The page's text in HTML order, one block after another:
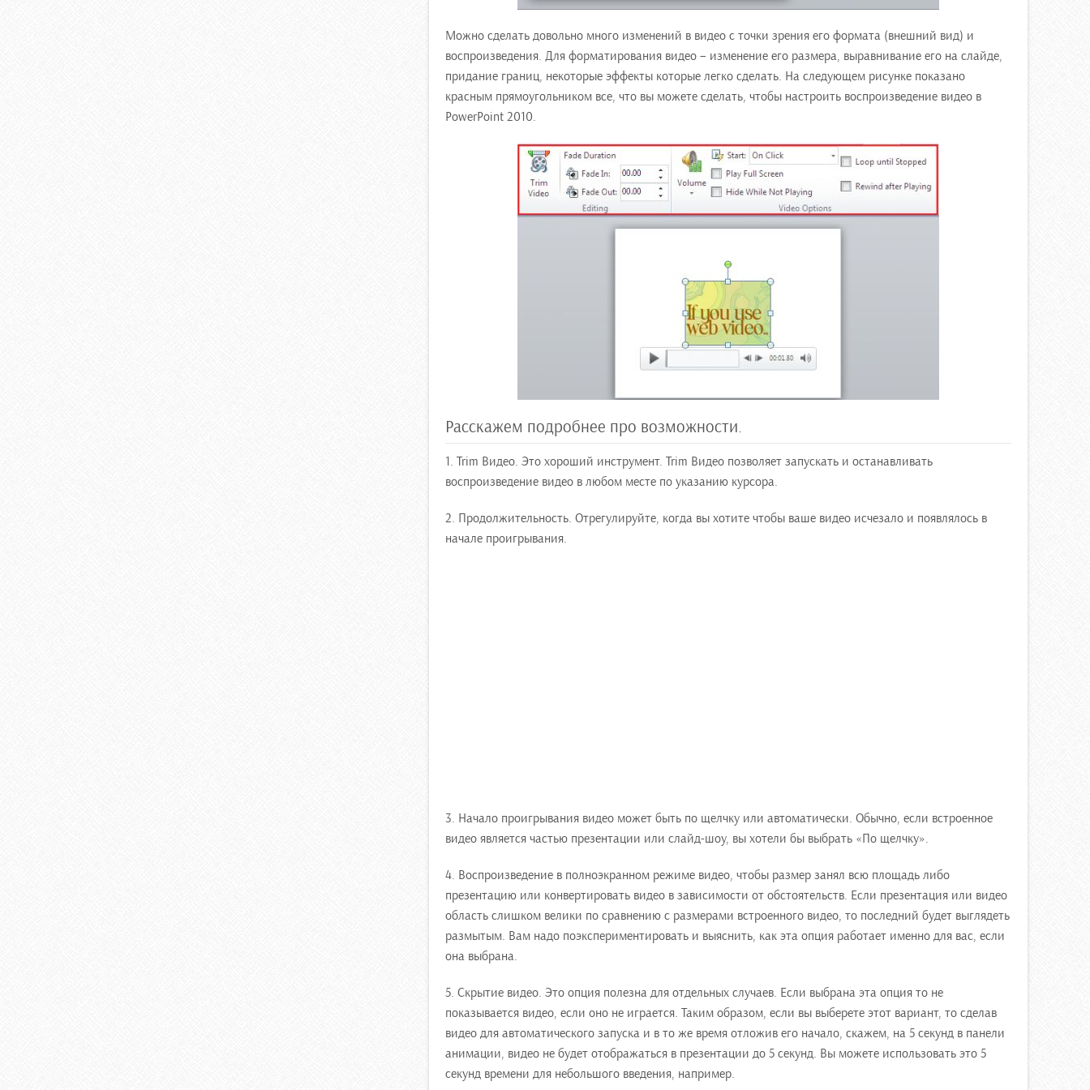
Можно сделать довольно много изменений в видео с точки зрения его формата (внешний вид) и
воспроизведения. Для форматирования видео – изменение его размера, выравнивание его на слайде,
придание границ, некоторые эффекты которые легко сделать. На следующем рисунке показано
красным прямоугольником все, что вы можете сделать, чтобы настроить воспроизведение видео в
PowerPoint 2010.
Расскажем подробнее про возможности.
1. Trim Видео. Это хороший инструмент. Trim Видео позволяет запускать и останавливать
воспроизведение видео в любом месте по указанию курсора.
2. Продолжительность. Отрегулируйте, когда вы хотите чтобы ваше видео исчезало и появлялось в
начале проигрывания.
3. Начало проигрывания видео может быть по щелчку или автоматически. Обычно, если встроенное
видео является частью презентации или слайд-шоу, вы хотели бы выбрать «По щелчку».
4. Воспроизведение в полноэкранном режиме видео, чтобы размер занял всю площадь либо
презентацию или конвертировать видео в зависимости от обстоятельств. Если презентация или видео
область слишком велики по сравнению с размерами встроенного видео, то последний будет выглядеть
размытым. Вам надо поэкспериментировать и выяснить, как эта опция работает именно для вас, если
она выбрана.
5. Скрытие видео. Это опция полезна для отдельных случаев. Если выбрана эта опция то не
показывается видео, если оно не играется. Таким образом, если вы выберете этот вариант, то сделав
видео для автоматического запуска и в то же время отложив его начало, скажем, на 5 секунд в панели
анимации, видео не будет отображаться в презентации до 5 секунд. Вы можете использовать это 5
секунд времени для небольшого введения, например.